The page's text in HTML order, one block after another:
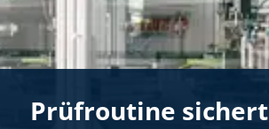
Prüfroutine sichert